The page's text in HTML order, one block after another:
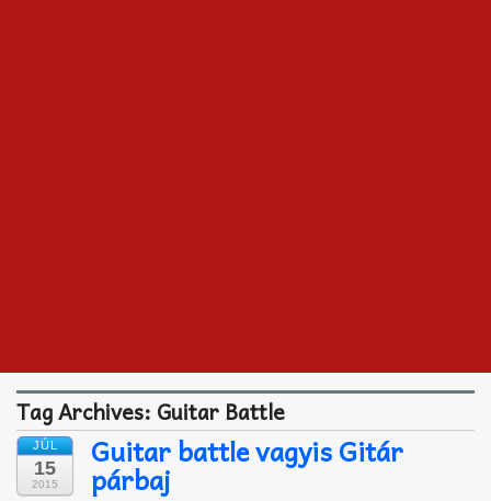
Tag Archives: Guitar Battle
JÚL
15
2015
Guitar battle vagyis Gitár
párbaj